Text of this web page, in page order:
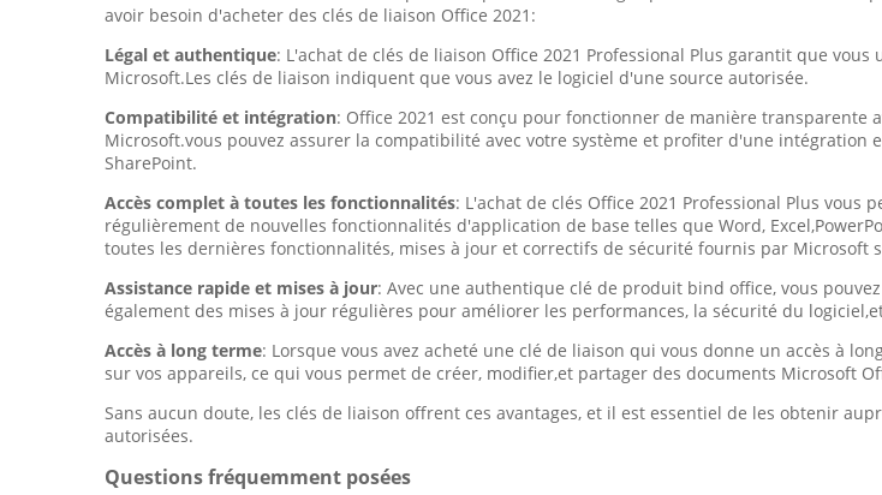
avoir besoin d'acheter des clés de liaison Office 2021:
Légal et authentique: L'achat de clés de liaison Office 2021 Professional Plus garantit que
Microsoft.Les clés de liaison indiquent que vous avez le logiciel d'une source autorisée.
Compatibilité et intégration: Office 2021 est conçu pour fonctionner de manière transparente
Microsoft.vous pouvez assurer la compatibilité avec votre système et profiter d'une intégration
SharePoint.
Accès complet à toutes les fonctionnalités: L'achat de clés Office 2021 Professional Plus
régulièrement de nouvelles fonctionnalités d'application de base telles que Word,
toutes les dernières fonctionnalités, mises à jour et correctifs de sécurité fournis par Microsoft
Assistance rapide et mises à jour: Avec une authentique clé de produit bind office, vous
également des mises à jour régulières pour améliorer les performances, la sécurité du
Accès à long terme: Lorsque vous avez acheté une clé de liaison qui vous donne un accès à
sur vos appareils, ce qui vous permet de créer, modifier,et partager des documents Microsoft
Sans aucun doute, les clés de liaison offrent ces avantages, et il est essentiel de les obtenir
autorisées.
Questions fréquemment posées